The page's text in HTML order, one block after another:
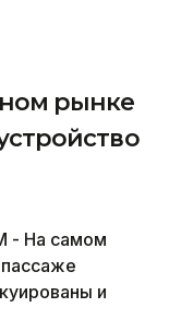
рынке
- На самом
и